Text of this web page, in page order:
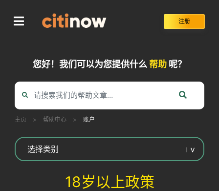
content
注册
您好！我们可以为您提供什么 帮助 呢？
主页 > 帮助中心 > 账户
18岁以上政策